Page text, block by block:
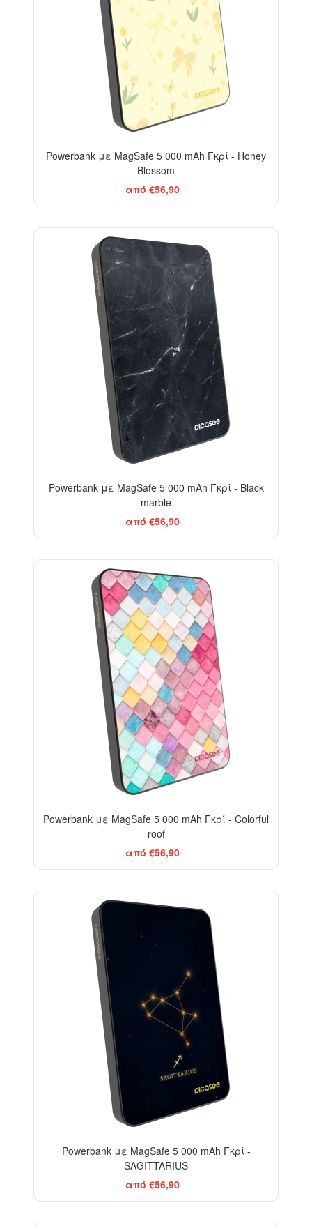
Powerbank με MagSafe 5 000 mAh Γκρί - Honey
Blossom
από €56,90
Powerbank με MagSafe 5 000 mAh Γκρί - Black
marble
από €56,90
Powerbank με MagSafe 5 000 mAh Γκρί - Colorful
roof
από €56,90
Powerbank με MagSafe 5 000 mAh Γκρί -
SAGITTARIUS
από €56,90